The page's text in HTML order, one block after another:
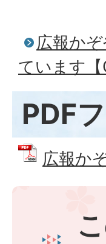
広報か
ています【
PDF
広報か